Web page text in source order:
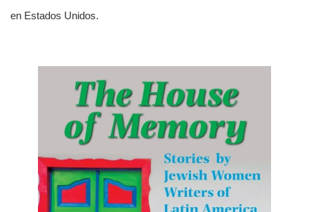
en Estados Unidos.